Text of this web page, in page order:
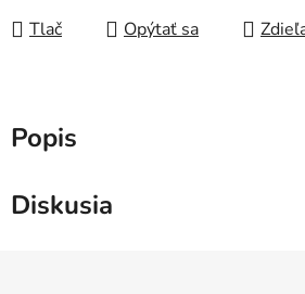
Tlač Opýtať sa
Popis
Diskusia